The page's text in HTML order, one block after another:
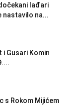
lađari
nastavilo na...
i Gusari Komin
s Rokom Mijićem